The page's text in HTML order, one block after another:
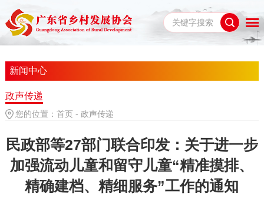
新闻中心
政声传递
您的位置： 首页 - 政声传递
民政部等27部门联合印发：关于进一步
加强流动儿童和留守儿童“精准摸排、
精确建档、精细服务”工作的通知